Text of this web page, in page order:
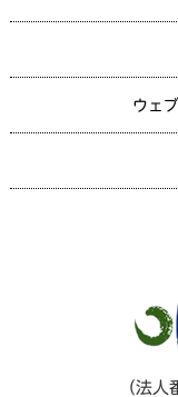
ウェ
（法